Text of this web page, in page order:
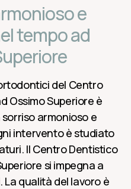
e
tempo ad
del Centro
Ossimo Superiore è
armonioso e
intervento è studiato
Il Centro Dentistico
si impegna a
qualità del lavoro è